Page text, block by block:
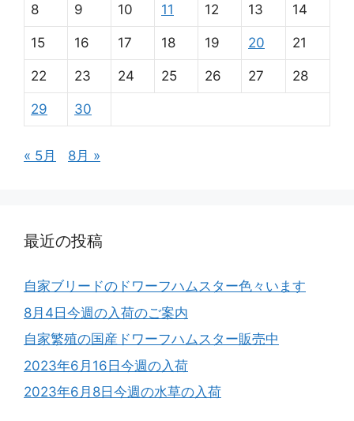
8 9 10 11 12 13 14
15 16 17 18 19 20 21
22 23 24 25 26 27 28
29 30
« 5月 8月 »
最近の投稿
自家ブリードのドワーフハムスター色々います
8月4日今週の入荷のご案内
自家繁殖の国産ドワーフハムスター販売中
2023年6月16日今週の入荷
2023年6月8日今週の水草の入荷